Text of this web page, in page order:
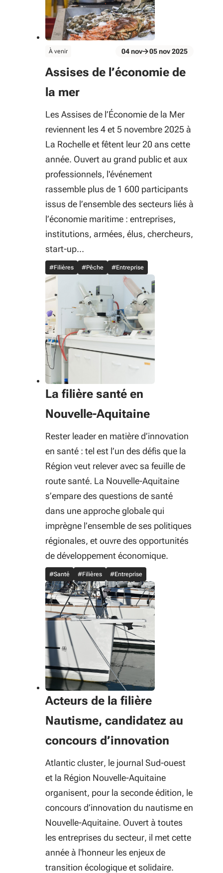
évènement
À venir
Du 04 nov au 05 nov 2025
04 nov 05 nov2025
Assises de l’économie de
la mer
Les Assises de l’Économie de la Mer
reviennent les 4 et 5 novembre 2025 à
La Rochelle et fêtent leur 20 ans cette
année. Ouvert au grand public et aux
professionnels, l'événement
rassemble plus de 1 600 participants
issus de l’ensemble des secteurs liés à
l’économie maritime : entreprises,
institutions, armées, élus, chercheurs,
start-up…
#Filières #Pêche #Entreprise
La filière santé en
Nouvelle-Aquitaine
Rester leader en matière d’innovation
en santé : tel est l’un des défis que la
Région veut relever avec sa feuille de
route santé. La Nouvelle-Aquitaine
s’empare des questions de santé
dans une approche globale qui
imprègne l’ensemble de ses politiques
régionales, et ouvre des opportunités
de développement économique.
#Santé #Filières #Entreprise
Acteurs de la filière
Nautisme, candidatez au
concours d’innovation
Atlantic cluster, le journal Sud-ouest
et la Région Nouvelle-Aquitaine
organisent, pour la seconde édition, le
concours d’innovation du nautisme en
Nouvelle-Aquitaine. Ouvert à toutes
les entreprises du secteur, il met cette
année à l'honneur les enjeux de
transition écologique et solidaire.